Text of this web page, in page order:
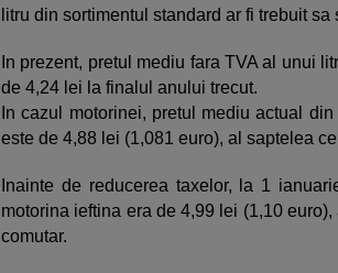
litru din sortimentul standard ar fi trebuit
In prezent, pretul mediu fara TVA al unui
de 4,24 lei la finalul anului trecut.
In cazul motorinei, pretul mediu actual
este de 4,88 lei (1,081 euro), al saptelea
Inainte de reducerea taxelor, la 1
motorina ieftina era de 4,99 lei (1,10
comutar.